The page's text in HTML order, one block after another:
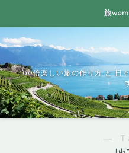
旅
100倍楽しい旅の作り方 と 日
―